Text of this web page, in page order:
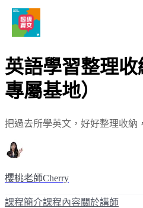
英語學習整理
專屬基地）
把過去所學英文，好好整理收納
櫻桃老師Cherry
課程簡介課程內容關於講師